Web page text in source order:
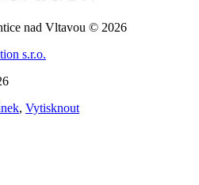
nad Vltavou © 2026
s.r.o.
, Vytisknout